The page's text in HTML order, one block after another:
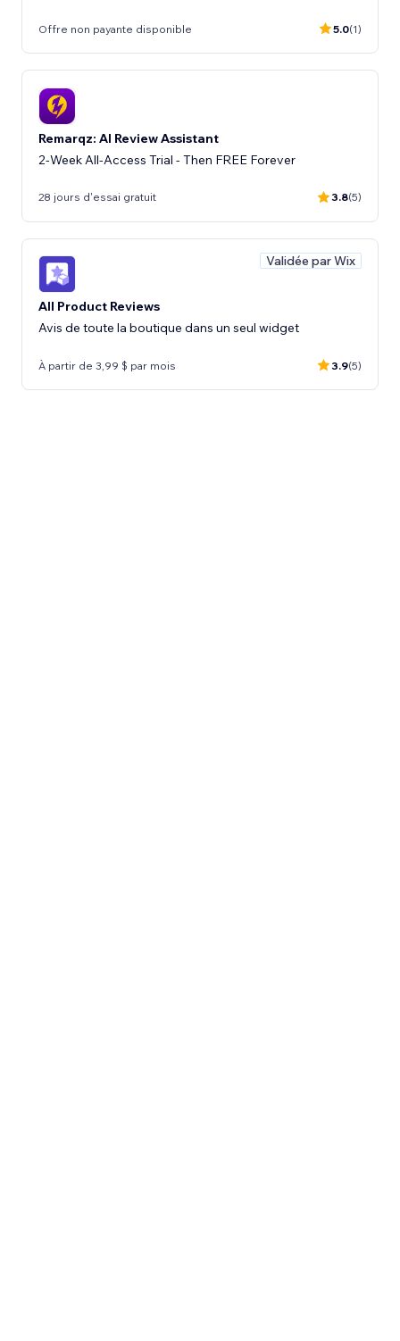
Offre non payante disponible 5.0(1)
Remarqz: AI Review Assistant
2-Week All-Access Trial - Then FREE Forever
28 jours d'essai gratuit 3.8(5)
Validée par Wix
All Product Reviews
Avis de toute la boutique dans un seul widget
À partir de 3,99 $ par mois 3.9(5)